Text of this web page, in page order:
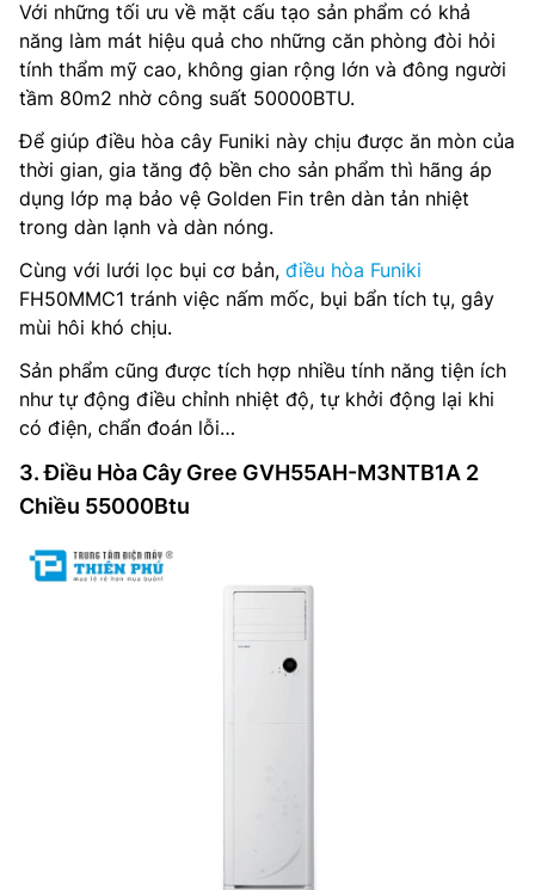
Với những tối ưu về mặt cấu tạo sản phẩm có khả
năng làm mát hiệu quả cho những căn phòng đòi hỏi
tính thẩm mỹ cao, không gian rộng lớn và đông người
tầm 80m2 nhờ công suất 50000BTU.
Để giúp điều hòa cây Funiki này chịu được ăn mòn của
thời gian, gia tăng độ bền cho sản phẩm thì hãng áp
dụng lớp mạ bảo vệ Golden Fin trên dàn tản nhiệt
trong dàn lạnh và dàn nóng.
Cùng với lưới lọc bụi cơ bản, điều hòa Funiki
FH50MMC1 tránh việc nấm mốc, bụi bẩn tích tụ, gây
mùi hôi khó chịu.
Sản phẩm cũng được tích hợp nhiều tính năng tiện ích
như tự động điều chỉnh nhiệt độ, tự khởi động lại khi
có điện, chẩn đoán lỗi…
3. Điều Hòa Cây Gree GVH55AH-M3NTB1A 2
Chiều 55000Btu